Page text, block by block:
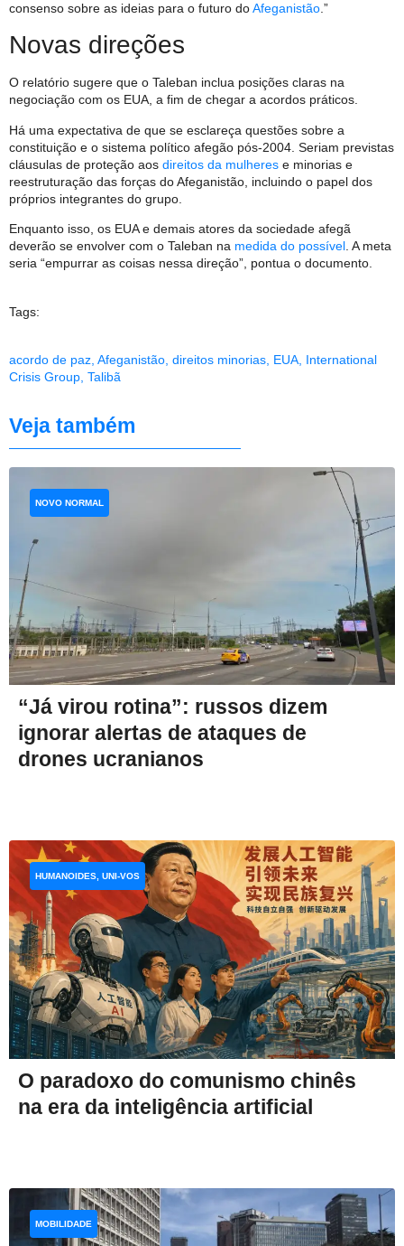
consenso sobre as ideias para o futuro doAfeganistão .”
Novas direções
O relatório sugere que o Taleban inclua posições claras na
negociação com os EUA, a fim de chegar a acordos práticos.
Há uma expectativa de que se esclareça questões sobre a
constituição e o sistema político afegão pós-2004. Seriam previstas
cláusulas de proteção aos direitos da mulheres e minorias e
reestruturação das forças do Afeganistão, incluindo o papel dos
próprios integrantes do grupo.
Enquanto isso, os EUA e demais atores da sociedade afegã
deverão se envolver com o Taleban na medida do possível. A meta
seria “empurrar as coisas nessa direção”, pontua o documento.
Tags:
acordo de paz Afeganistão direitos minorias EUA International
Crisis Group Talibã
Veja também
“Já virou rotina”: russos dizem
ignorar alertas de ataques de
drones ucranianos
NOVO NORMAL
O paradoxo do comunismo chinês
na era da inteligência artificial
HUMANOIDES, UNI-VOS
MOBILIDADE